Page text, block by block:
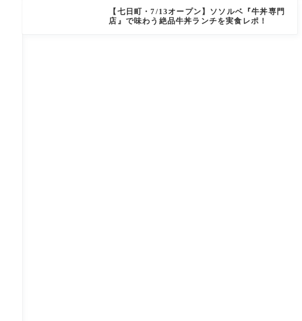
【七日町・7/13オープン】ソソルベ『牛丼専門
店』で味わう絶品牛丼ランチを実食レポ！